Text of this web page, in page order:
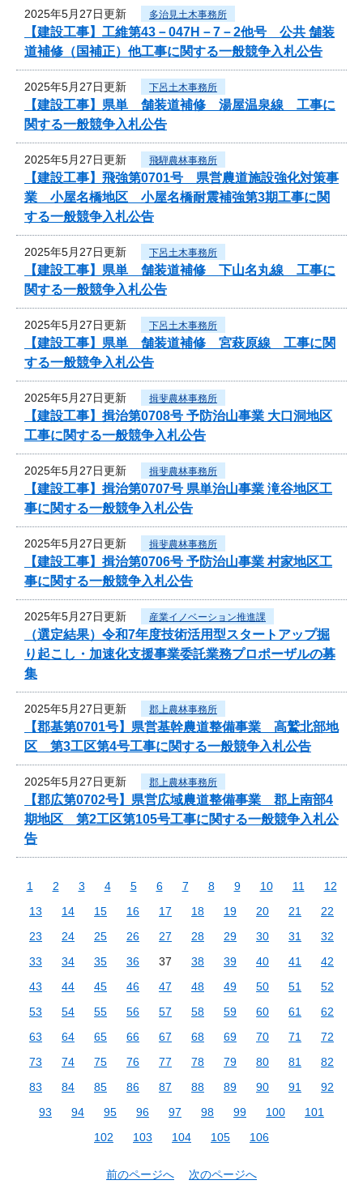
2025年5月27日更新 多治見土木事務所
【建設工事】工維第43－047H－7－2他号 公共 舗装
道補修（国補正）他工事に関する一般競争入札公告
2025年5月27日更新 下呂土木事務所
【建設工事】県単 舗装道補修 湯屋温泉線 工事に
関する一般競争入札公告
2025年5月27日更新 飛騨農林事務所
【建設工事】飛強第0701号 県営農道施設強化対策事
業 小屋名橋地区 小屋名橋耐震補強第3期工事に関
する一般競争入札公告
2025年5月27日更新 下呂土木事務所
【建設工事】県単 舗装道補修 下山名丸線 工事に
関する一般競争入札公告
2025年5月27日更新 下呂土木事務所
【建設工事】県単 舗装道補修 宮萩原線 工事に関
する一般競争入札公告
2025年5月27日更新 揖斐農林事務所
【建設工事】揖治第0708号 予防治山事業 大口洞地区
工事に関する一般競争入札公告
2025年5月27日更新 揖斐農林事務所
【建設工事】揖治第0707号 県単治山事業 滝谷地区工
事に関する一般競争入札公告
2025年5月27日更新 揖斐農林事務所
【建設工事】揖治第0706号 予防治山事業 村家地区工
事に関する一般競争入札公告
2025年5月27日更新 産業イノベーション推進課
（選定結果）令和7年度技術活用型スタートアップ掘
り起こし・加速化支援事業委託業務プロポーザルの募
集
2025年5月27日更新 郡上農林事務所
【郡基第0701号】県営基幹農道整備事業 高鷲北部地
区 第3工区第4号工事に関する一般競争入札公告
2025年5月27日更新 郡上農林事務所
【郡広第0702号】県営広域農道整備事業 郡上南部4
期地区 第2工区第105号工事に関する一般競争入札公
告
1 2 3 4 5 6 7 8 9 10 11
12
13
14 15 16 17 18 19 20 21
22
23
24 25 26 27 28 29 30 31
32
33
34 35 36 37 38 39 40 41
42
43
44 45 46 47 48 49 50 51
52
53
54 55 56 57 58 59 60 61
62
63
64 65 66 67 68 69 70 71
72
73
74 75 76 77 78 79 80 81
82
83
84 85 86 87 88 89 90 91
92
93
94 95 96 97 98 99 100
101
102
103 104 105 106
前のページへ 次のページへ